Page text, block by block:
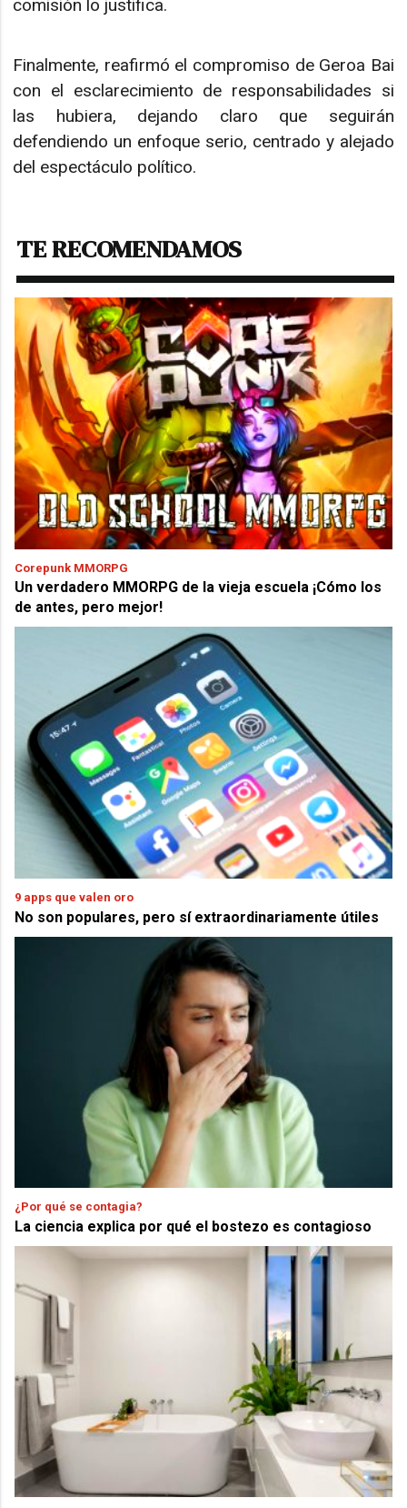
comisión lo justifica.
Finalmente, reafirmó el compromiso de Geroa Bai
con el esclarecimiento de responsabilidades si
las hubiera, dejando claro que seguirán
defendiendo un enfoque serio, centrado y alejado
del espectáculo político.
TE RECOMENDAMOS
Corepunk MMORPG
Un verdadero MMORPG de la vieja escuela ¡Cómo los
de antes, pero mejor!
9 apps que valen oro
No son populares, pero sí extraordinariamente útiles
¿Por qué se contagia?
La ciencia explica por qué el bostezo es contagioso